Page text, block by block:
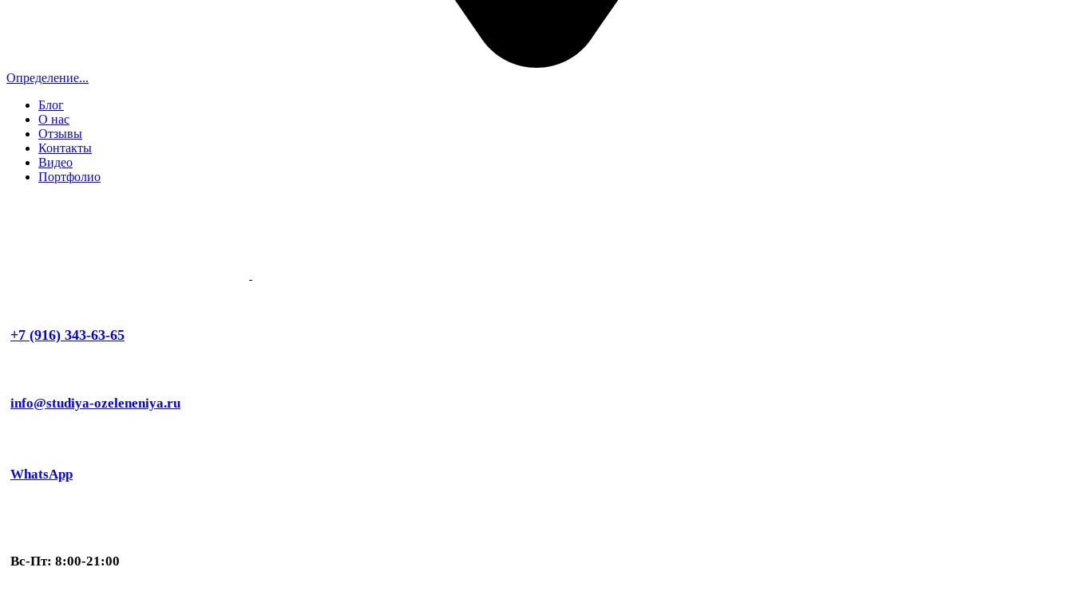
Определение...
Блог
О нас
Отзывы
Контакты
Видео
Портфолио
+7 (916) 343-63-65
info@studiya-ozeleneniya.ru
WhatsApp
Вс-Пт: 8:00-21:00